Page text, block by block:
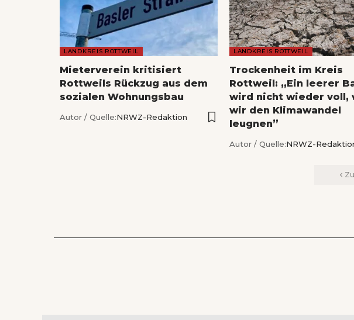
LANDKREIS ROTTWEIL
Mieterverein kritisiert
Rottweils Rückzug aus dem
sozialen Wohnungsbau
Autor / Quelle:NRWZ-Redaktion
LANDKREIS ROTTWEIL
Trockenheit im Kreis
Rottweil: „Ein leerer
wird nicht wieder voll,
wir den Klimawandel
leugnen”
Autor / Quelle:NRWZ-